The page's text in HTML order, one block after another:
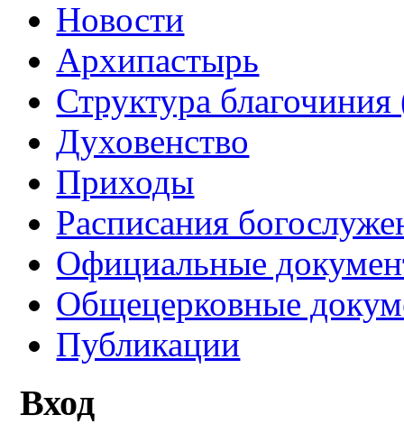
Новости
Архипастырь
Структура
Духовенство
Приходы
Расписания
Официальные
Общецерковные
Публикации
Вход